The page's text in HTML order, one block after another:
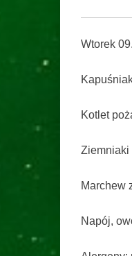
Wtorek
Kotlet
Ziemniaki
Marchew
Napój,